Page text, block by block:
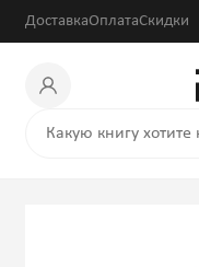
ДоставкаОплатаСкидки